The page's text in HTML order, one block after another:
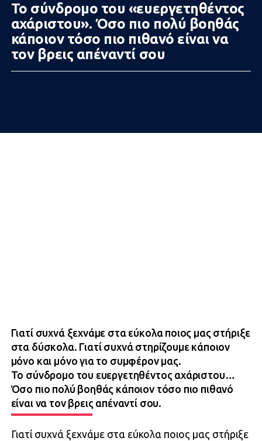
Το σύνδρομο του «ευεργετηθέντος
αχάριστου». Όσο πιο πολύ βοηθάς
κάποιον τόσο πιο πιθανό είναι να
τον βρεις απέναντί σου
Γιατί συχνά ξεχνάμε στα εύκολα ποιος μας στήριξε
στα δύσκολα. Γιατί συχνά στηρίζουμε κάποιον
μόνο και μόνο για το συμφέρον μας.
Το σύνδρομο του ευεργετηθέντος αχάριστου…
Όσο πιο πολύ βοηθάς κάποιον τόσο πιο πιθανό
είναι να τον βρεις απέναντί σου.
Γιατί συχνά ξεχνάμε στα εύκολα ποιος μας στήριξε